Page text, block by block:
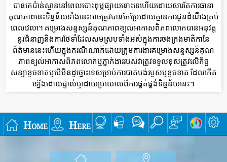
បានគេប៉ាន់ស្មាននៅពេលបោះពុម្ភផ្សាយនោះទេហើយដោយសារតែការធានា
គុណភាពនេះទិន្នន័យទាំងនេះអាចត្រូវបានកែប្រែដោយគ្មានការជូនដំណឹងគ្រប់
ពេលវេលា។ គម្រោងសន្ទស្សន៍គុណភាពខ្យល់អាកាសពិភពលោកបានអនុវត្ត
នូវជំនាញនិងការថែទាំដែលសមស្របទាំងអស់ក្នុងការចងក្រងមាតិកានៃ
ព័ត៌មាននេះហើយក្នុងករណីណាក៏ដោយក្រុមការងារគម្រោងសន្ទស្សន៍គុណ
ភាពខ្យល់អាកាសពិភពលោកឬភ្នាក់ងាររបស់វាត្រូវទទួលខុសត្រូវលើកិច្ច
សន្យាខូចខាតឬបើមិនដូច្នោះទេសម្រាប់ការបាត់បង់របួសឬខូចខាត ដែលកើត
ឡើងដោយផ្ទាល់ឬដោយប្រយោលពីការផ្គត់ផ្គង់ទិន្នន័យនេះ។
Home Here